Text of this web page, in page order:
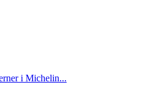
i Michelin...